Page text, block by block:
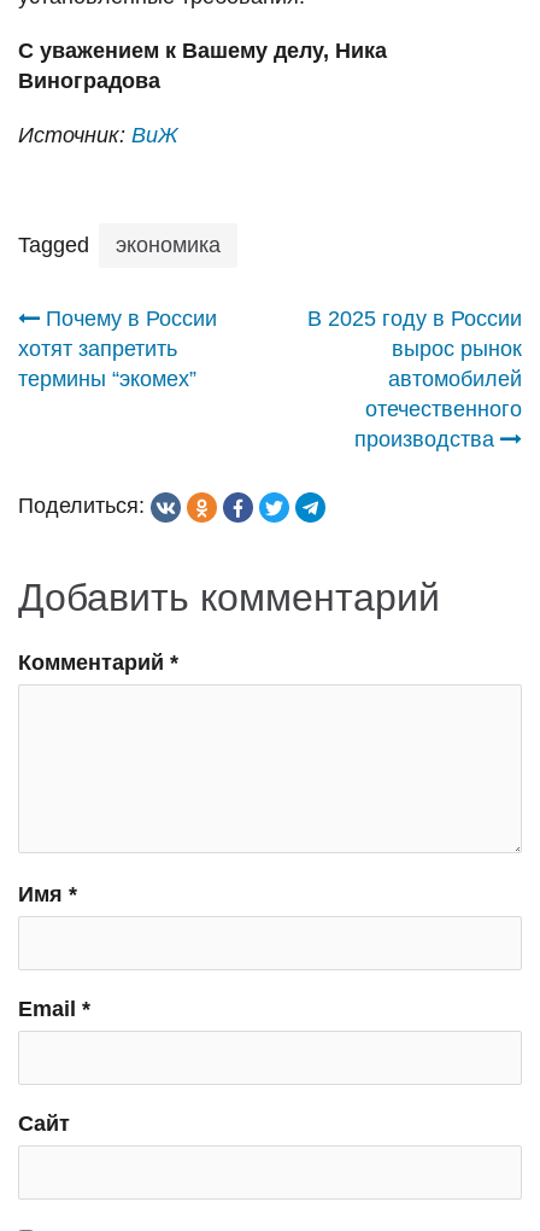
С уважением к Вашему делу, Ника
Виноградова
Источник: ВиЖ
Tagged экономика
Навигация
по
Почему в России
хотят запретить
термины “экомех”
В 2025 году в России
вырос рынок
автомобилей
отечественного
производства
Поделиться:
Добавить комментарий
Комментарий *
Имя *
Email *
Сайт